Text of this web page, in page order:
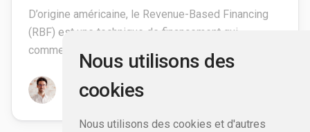
Nous utilisons des
cookies
Nous utilisons des cookies et d'autres
D’origine américaine, le Revenue-Based Financing
(RBF) est une technique de financement qui
commence à se développer en France. Et pour.
Maxime Parra
15 août 2023